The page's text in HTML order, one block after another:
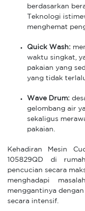
berdasarkan
Teknologi
menghemat
Quick Wash:
waktu singkat,
pakaian yang
yang tidak
Wave Drum:
gelombang air
sekaligus
pakaian.
Kehadiran Mesin
105829QD di
pencucian secara
menghadapi
menggantinya
secara intensif.